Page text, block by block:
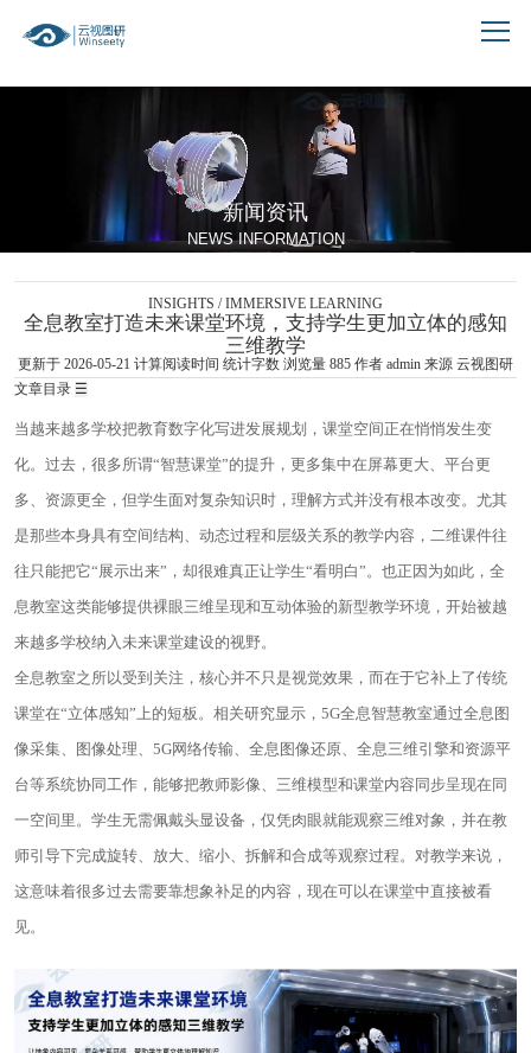
新闻资讯
NEWS INFORMATION
INSIGHTS / IMMERSIVE LEARNING
全息教室打造未来课堂环境，支持学生更加立体的感知
三维教学
更新于 2026-05-21 计算阅读时间 统计字数 浏览量 885 作者 admin 来源 云视图研
文章目录 ☰
当越来越多学校把教育数字化写进发展规划，课堂空间正在悄悄发生变
化。过去，很多所谓“智慧课堂”的提升，更多集中在屏幕更大、平台更
多、资源更全，但学生面对复杂知识时，理解方式并没有根本改变。尤其
是那些本身具有空间结构、动态过程和层级关系的教学内容，二维课件往
往只能把它“展示出来”，却很难真正让学生“看明白”。也正因为如此，全
息教室这类能够提供裸眼三维呈现和互动体验的新型教学环境，开始被越
来越多学校纳入未来课堂建设的视野。
全息教室之所以受到关注，核心并不只是视觉效果，而在于它补上了传统
课堂在“立体感知”上的短板。相关研究显示，5G全息智慧教室通过全息图
像采集、图像处理、5G网络传输、全息图像还原、全息三维引擎和资源平
台等系统协同工作，能够把教师影像、三维模型和课堂内容同步呈现在同
一空间里。学生无需佩戴头显设备，仅凭肉眼就能观察三维对象，并在教
师引导下完成旋转、放大、缩小、拆解和合成等观察过程。对教学来说，
这意味着很多过去需要靠想象补足的内容，现在可以在课堂中直接被看
见。